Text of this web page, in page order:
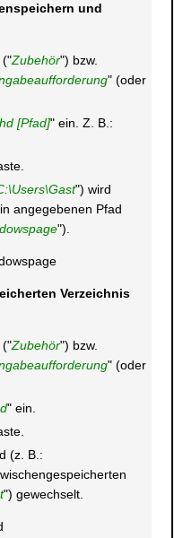
und
("Zubehör") bzw.
" (oder
[Pfad]" ein. Z. B.:
") wird
angegebenen Pfad
").
Verzeichnis
("Zubehör") bzw.
" (oder
" ein.
(z. B.:
") gewechselt.